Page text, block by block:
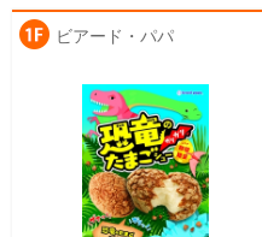
ビアード・パパ